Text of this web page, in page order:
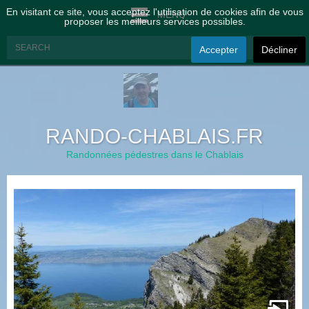
MENU
RANDO-CHABLAIS.FR
Randonnées pédestres dans le Chablais
En visitant ce site, vous acceptez l'utilisation de cookies afin de vous
proposer les meilleurs services possibles.
Accepter Décliner